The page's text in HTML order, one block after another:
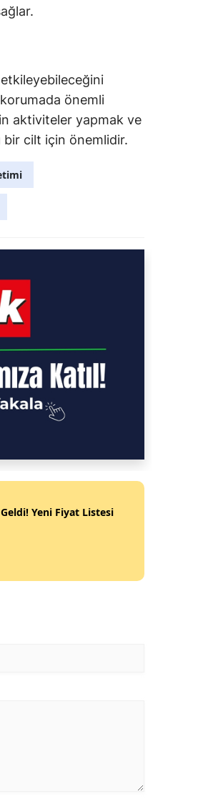
önemli
aktiviteler yapmak ve
bir cilt için önemlidir.
Yeni Fiyat Listesi